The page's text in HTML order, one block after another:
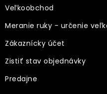
Veľkoobchod
Meranie ruky - určenie
Zákaznícky účet
Zistiť stav objednávky
Predajne